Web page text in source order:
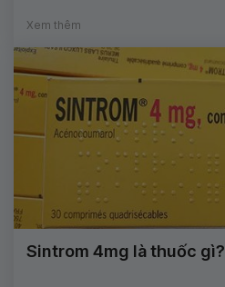
Xem thêm
Sintrom 4mg là thuốc gì?